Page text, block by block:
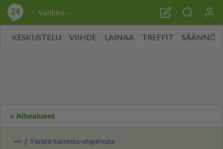
Valikko
KESKUSTELU VIIHDE LAINAA TREFFIT SÄÄNNÖT
Aihealueet
Yleistä toimisto-ohjelmista